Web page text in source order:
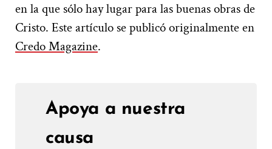
en la que sólo hay lugar para las buenas obras de
Cristo. Este artículo se publicó originalmente en
Credo Magazine.
Apoya a nuestra
causa